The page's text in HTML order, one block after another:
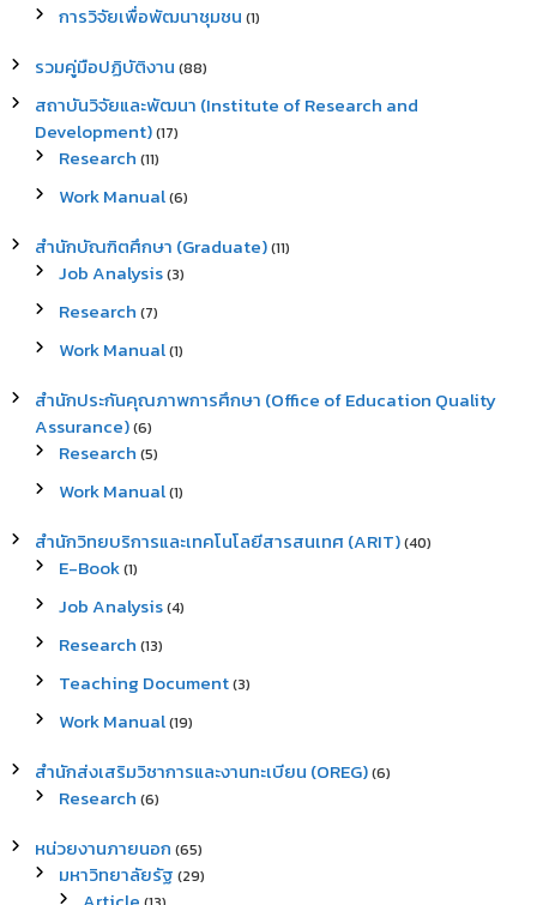
การวิจัยเพื่อพัฒนาชุมชน (1)
รวมคู่มือปฏิบัติงาน (88)
สถาบันวิจัยและพัฒนา (Institute of Research and
Development)(17)
Research (11)
Work Manual(6)
สำนักบัณฑิตศึกษา (Graduate)(11)
Job Analysis(3)
Research (7)
Work Manual(1)
สำนักประกันคุณภาพการศึกษา (Office of Education Quality
Assurance)(6)
Research (5)
Work Manual(1)
สำนักวิทยบริการและเทคโนโลยีสารสนเทศ (ARIT)(40)
E-Book(1)
Job Analysis(4)
Research (13)
Teaching Document(3)
Work Manual(19)
สำนักส่งเสริมวิชาการและงานทะเบียน (OREG)(6)
Research (6)
หน่วยงานภายนอก (65)
มหาวิทยาลัยรัฐ (29)